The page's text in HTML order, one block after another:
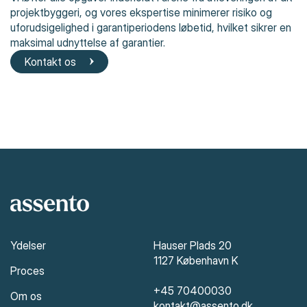
projektbyggeri, og vores ekspertise minimerer risiko og
uforudsigelighed i garantiperiodens løbetid, hvilket sikrer en
maksimal udnyttelse af garantier.
Kontakt os
Ydelser
Proces
Om os
Hauser Plads 20
1127 København K
+45 70400030